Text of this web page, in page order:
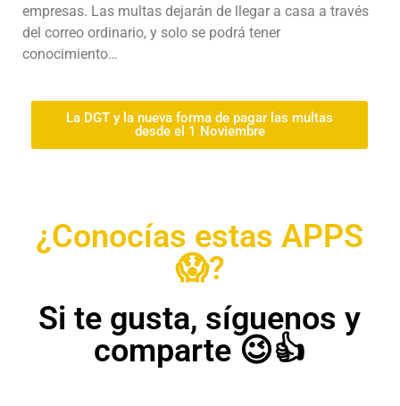
empresas. Las multas dejarán de llegar a casa a través
del correo ordinario, y solo se podrá tener
conocimiento…
La DGT y la nueva forma de pagar las multas
desde el 1 Noviembre
¿Conocías estas APPS
😱?
Si te gusta, síguenos y
comparte 😉👍